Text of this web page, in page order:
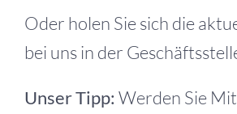
Oder holen Sie sich die
bei uns in der
Unser Tipp: Werden Sie